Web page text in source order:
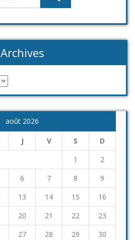
Archives
août 2026
J V S
D
1
2
6 7 8
9
13 14 15
16
20 21 22
23
27 28 29
30